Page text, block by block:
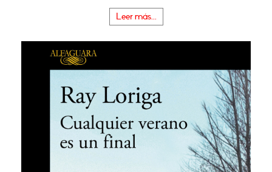
Leer más...